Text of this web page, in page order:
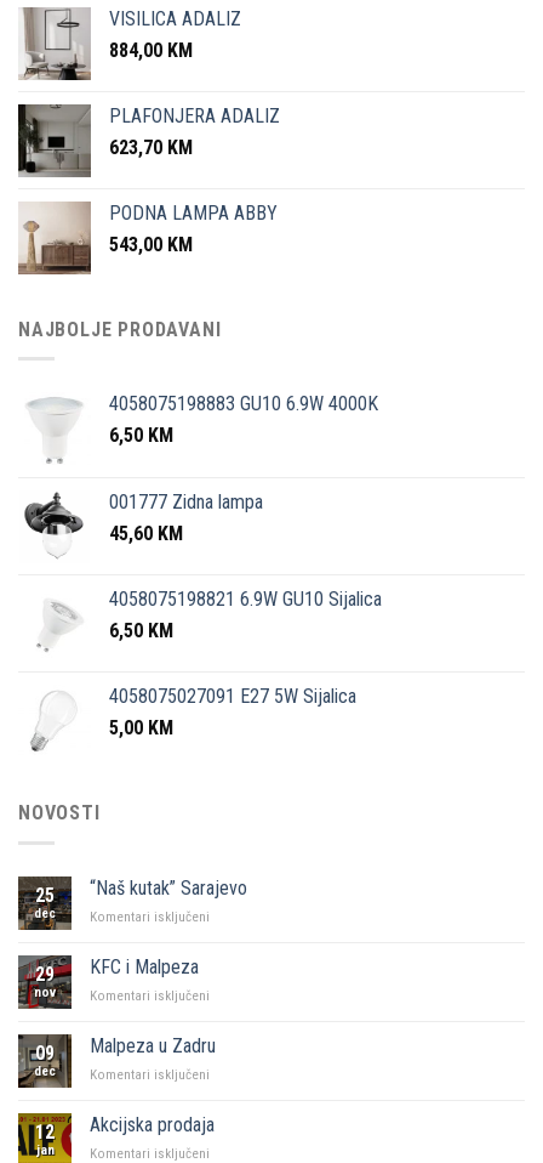
VISILICA ADALIZ
884,00 KM
PLAFONJERA ADALIZ
623,70 KM
PODNA LAMPA ABBY
543,00 KM
NAJBOLJE PRODAVANI
4058075198883 GU10 6.9W 4000K
6,50 KM
001777 Zidna lampa
45,60 KM
4058075198821 6.9W GU10 Sijalica
6,50 KM
4058075027091 E27 5W Sijalica
5,00 KM
NOVOSTI
25
dec
“Naš kutak” Sarajevo
Komentari isključeni
29
nov
KFC i Malpeza
Komentari isključeni
Malpeza
09
dec
Malpeza u Zadru
Komentari isključeni
Zadru
12
jan
Akcijska prodaja
Komentari isključeni